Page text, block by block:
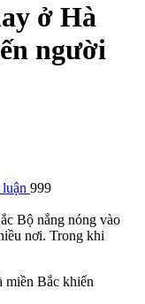
ở Hà
người
999
Bộ nắng nóng vào
nơi. Trong khi